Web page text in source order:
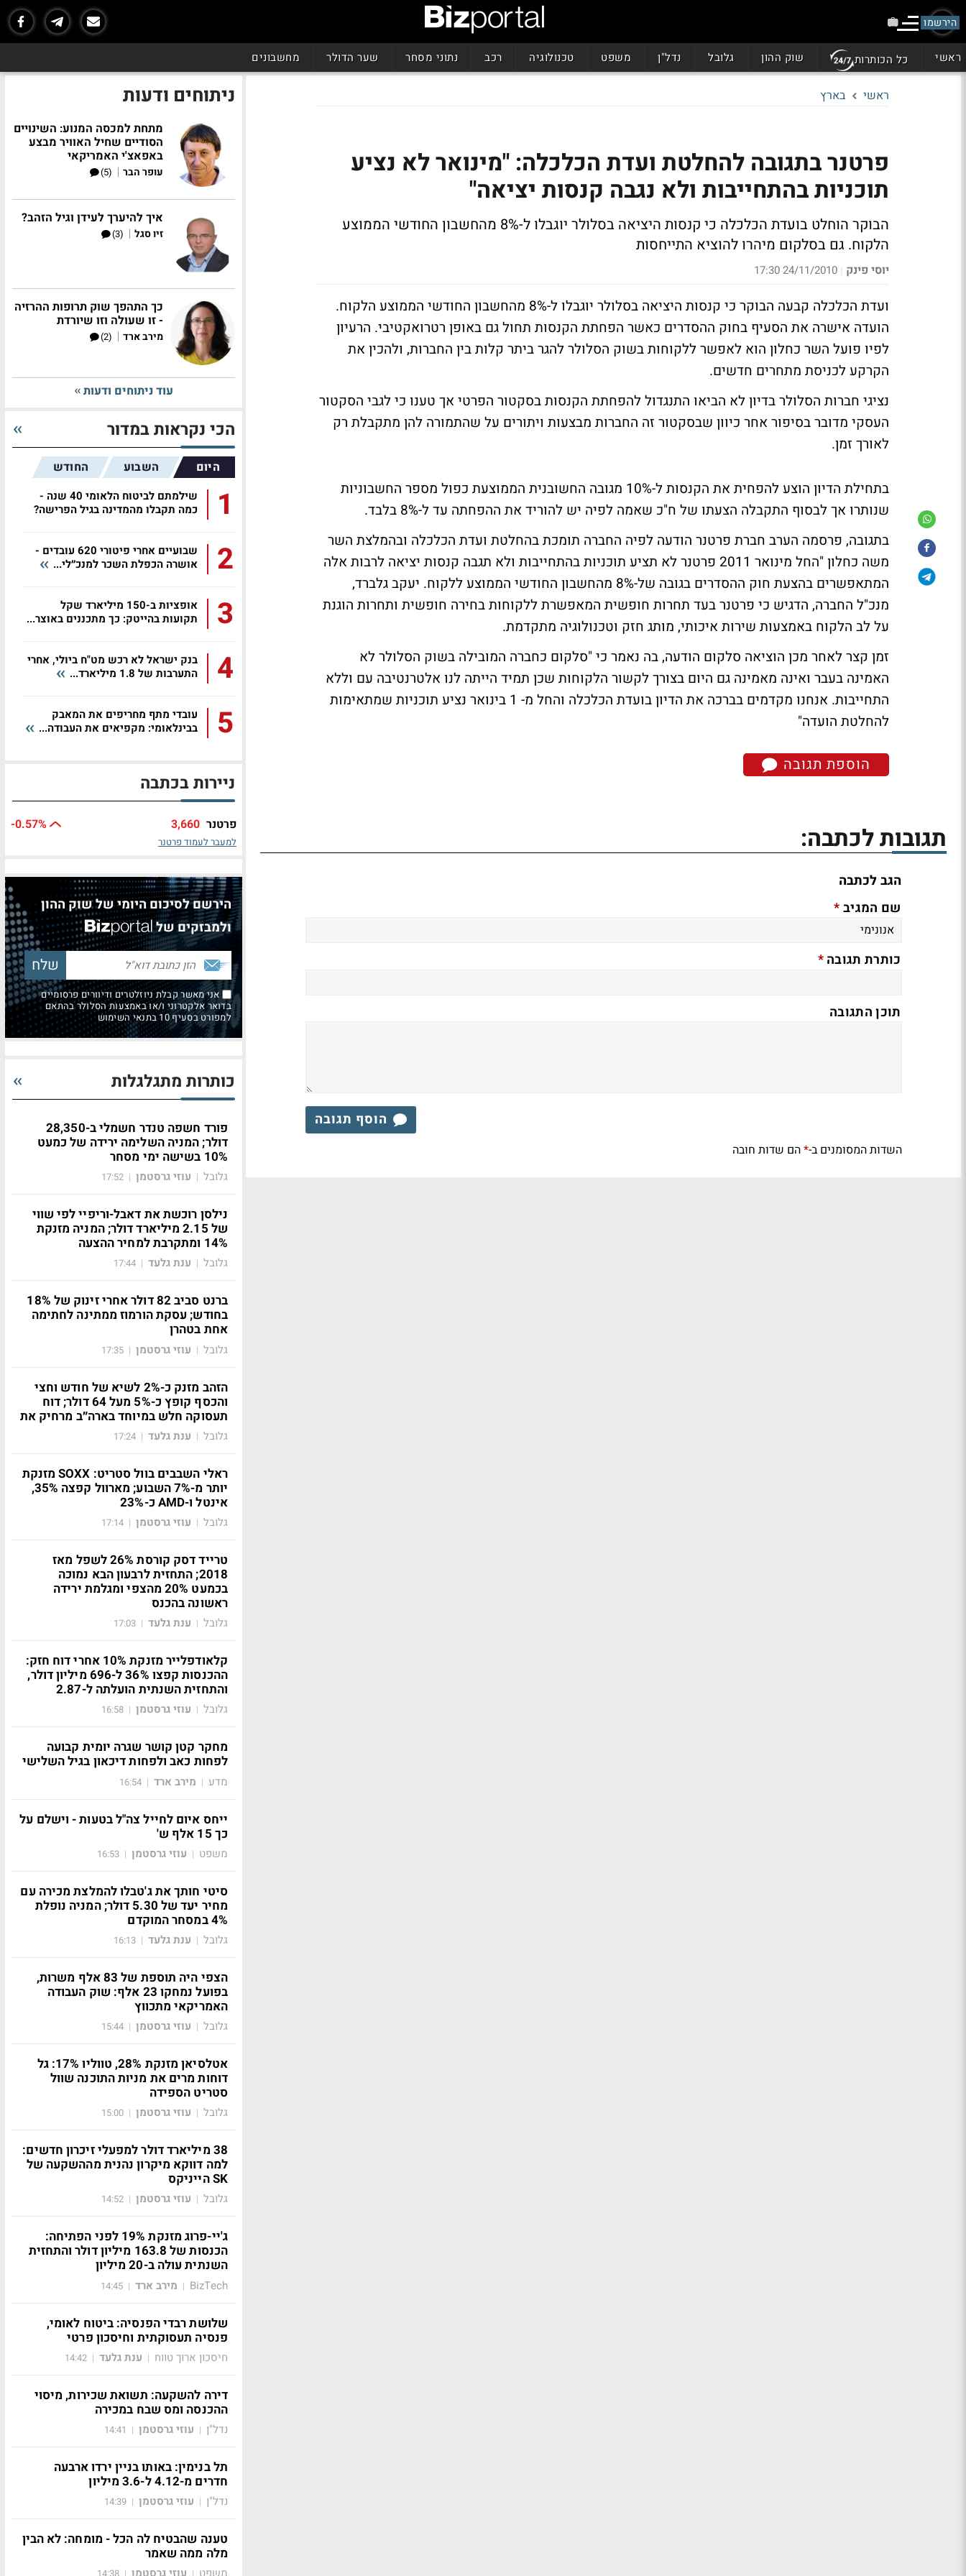
הירשמו
ראשי כל הכותרות שוק ההון גלובל נדל"ן משפט טכנולוגיה רכב נתוני מסחר שער הדולר מחשבונים
ראשי בארץ
פרטנר בתגובה להחלטת ועדת הכלכלה: "מינואר לא נציע
תוכניות בהתחייבות ולא נגבה קנסות יציאה"
הבוקר הוחלט בועדת הכלכלה כי קנסות היציאה בסלולר יוגבלו ל-8% מהחשבון החודשי הממוצע
הלקוח. גם בסלקום מיהרו להוציא התייחסות
יוסי פינק |
24/11/2010 17:30
ועדת הכלכלה קבעה הבוקר כי קנסות היציאה בסלולר יוגבלו ל-8% מהחשבון החודשי הממוצע הלקוח.
הועדה אישרה את הסעיף בחוק ההסדרים כאשר הפחתת הקנסות תחול גם באופן רטרואקטיבי. הרעיון
לפיו פועל השר כחלון הוא לאפשר ללקוחות בשוק הסלולר להגר ביתר קלות בין החברות, ולהכין את
הקרקע לכניסת מתחרים חדשים.
נציגי חברות הסלולר בדיון לא הביאו התנגדול להפחתת הקנסות בסקטור הפרטי אך טענו כי לגבי הסקטור
העסקי מדובר בסיפור אחר כיוון שבסקטור זה החברות מבצעות ויתורים על שהתמורה להן מתקבלת רק
לאורך זמן.
בתחילת הדיון הוצע להפחית את הקנסות ל-10% מגובה החשובנית הממוצעת כפול מספר החשבוניות
שנותרו אך לבסוף התקבלה הצעתו של ח"כ שאמה לפיה יש להוריד את ההפחתה עד ל-8% בלבד.
בתגובה, פרסמה הערב חברת פרטנר הודעה לפיה החברה תומכת בהחלטת ועדת הכלכלה ובהמלצת השר
משה כחלון "החל מינואר 2011 פרטנר לא תציע תוכניות בהתחייבות ולא תגבה קנסות יציאה לרבות אלה
המתאפשרים בהצעת חוק ההסדרים בגובה של-8% מהחשבון החודשי הממוצע ללקוח. יעקב גלברד,
מנכ"ל החברה, הדגיש כי פרטנר בעד תחרות חופשית המאפשרת ללקוחות בחירה חופשית ותחרות הוגנת
על לב הלקוח באמצעות שירות איכותי, מותג חזק וטכנולוגיה מתקדמת.
זמן קצר לאחר מכן הוציאה סלקום הודעה, בה נאמר כי "סלקום כחברה המובילה בשוק הסלולר לא
האמינה בעבר ואינה מאמינה גם היום בצורך לקשור הלקוחות שכן תמיד הייתה לנו אלטרנטיבה עם וללא
התחייבות. אנחנו מקדמים בברכה את הדיון בועדת הכלכלה והחל מ- 1 בינואר נציע תוכניות שמתאימות
להחלטת הועדה"
הוספת תגובה
תגובות לכתבה:
הגב לכתבה
שם המגיב*
כותרת תגובה*
תוכן התגובה
הוסף תגובה
השדות המסומנים ב-*הם שדות חובה
ניתוחים ודעות
מתחת למכסה המנוע: השינויים
הסודיים שחיל האוויר מבצע
באפאצ'י האמריקאי
עופר הבר |
(5)
איך להיערך לעידן וגיל הזהב?
זיו סגל |
(3)
כך התהפך שוק תרופות ההרזיה
- זו שעולה וזו שיורדת
מירב ארד |
(2)
עוד ניתוחים ודעות
הכי נקראות במדור
היום השבוע החודש
1
שילמתם לביטוח הלאומי 40 שנה -
כמה תקבלו מהמדינה בגיל הפרישה?
2
שבועיים אחרי פיטורי 620 עובדים -
אושרה הכפלת השכר למנכ״לי...
3
אופציות ב-150 מיליארד שקל
תקועות בהייטק: כך מתכננים באוצר...
4
בנק ישראל לא רכש מט"ח ביולי, אחרי
התערבות של 1.8 מיליארד...
5
עובדי מתף מחריפים את המאבק
בבינלאומי: מקפיאים את העבודה...
ניירות בכתבה
פרטנר 3,660
-0.57%
למעבר לעמוד פרטנר
הירשם לסיכום היומי של שוק ההון
ולמבזקים של
אני מאשר קבלת ניוזלטרים ודיוורים פרסומיים
בדואר אלקטרוני ו/או באמצעות הסלולר בהתאם
למפורט בסעיף 10 בתנאי השימוש
כותרות מתגלגלות
פורד חשפה טנדר חשמלי ב-28,350
דולר; המניה השלימה ירידה של כמעט
10% בשישה ימי מסחר
גלובל | עוזי גרסטמן |
17:52
נילסן רוכשת את דאבל-וריפיי לפי שווי
של 2.15 מיליארד דולר; המניה מזנקת
14% ומתקרבת למחיר ההצעה
גלובל | ענת גלעד |
17:44
ברנט סביב 82 דולר אחרי זינוק של 18%
בחודש; עסקת הורמוז ממתינה לחתימה
אחת בטהרן
גלובל | עוזי גרסטמן |
17:35
הזהב מזנק כ-2% לשיא של חודש וחצי
והכסף קופץ כ-5% מעל 64 דולר; דוח
תעסוקה חלש במיוחד בארה״ב מרחיק את
גלובל | ענת גלעד |
17:24
ראלי השבבים בוול סטריט: SOXX מזנקת
יותר מ-7% השבוע; מארוול קפצה 35%,
אינטל ו-AMD כ-23%
גלובל | עוזי גרסטמן |
17:14
טרייד דסק קורסת 26% לשפל מאז
2018; התחזית לרבעון הבא נמוכה
בכמעט 20% מהצפי ומגלמת ירידה
ראשונה בהכנס
גלובל | ענת גלעד |
17:03
קלאודפלייר מזנקת 10% אחרי דוח חזק:
ההכנסות קפצו 36% ל-696 מיליון דולר,
והתחזית השנתית הועלתה ל-2.87
גלובל | עוזי גרסטמן |
16:58
מחקר קטן קושר שגרה יומית קבועה
לפחות כאב ולפחות דיכאון בגיל השלישי
מדע | מירב ארד |
16:54
ייחס איום לחייל צה"ל בטעות - וישלם על
כך 15 אלף ש'
משפט | עוזי גרסטמן |
16:53
סיטי חותך את ג'טבלו להמלצת מכירה עם
מחיר יעד של 5.30 דולר; המניה נופלת
4% במסחר המוקדם
גלובל | ענת גלעד |
16:13
הצפי היה תוספת של 83 אלף משרות,
בפועל נמחקו 23 אלף: שוק העבודה
האמריקאי מתכווץ
גלובל | עוזי גרסטמן |
15:44
אטלסיאן מזנקת 28%, טווליו 17%: גל
דוחות מרים את מניות התוכנה שוול
סטריט הספידה
גלובל | עוזי גרסטמן |
15:00
38 מיליארד דולר למפעלי זיכרון חדשים:
למה דווקא מיקרון נהנית מההשקעה של
SK הייניקס
גלובל | עוזי גרסטמן |
14:52
ג'יי-פרוג מזנקת 19% לפני הפתיחה:
הכנסות של 163.8 מיליון דולר והתחזית
השנתית עולה ב-20 מיליון
BizTech
| מירב ארד |
14:45
שלושת רבדי הפנסיה: ביטוח לאומי,
פנסיה תעסוקתית וחיסכון פרטי
חיסכון ארוך טווח | ענת גלעד |
14:42
דירה להשקעה: תשואת שכירות, מיסוי
ההכנסה ומס שבח במכירה
נדל"ן | עוזי גרסטמן |
14:41
תל בנימין: באותו בניין ירדו ארבעה
חדרים מ-4.12 ל-3.6 מיליון
נדל"ן | עוזי גרסטמן |
14:39
טענה שהבטיח לה הכל - מומחה: לא הבין
מלה ממה שאמר